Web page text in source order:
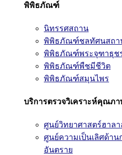
พิพิธภัณฑ์
นิทรรศสถาน
พิพิธภัณฑ์ชลทัศนสถา
พิพิธภัณฑ์พระจุฑาธุช
พิพิธภัณฑ์พืชมีชีวิต
พิพิธภัณฑ์สมุนไพร
บริการตรวจวิเคราะห์คุณภา
ศูนย์วิทยาศาสตร์ฮาลา
ศูนย์ความเป็นเลิศด้าน
อันตราย